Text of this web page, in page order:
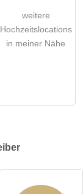
weitere
Hochzeitslocations
in meiner Nähe